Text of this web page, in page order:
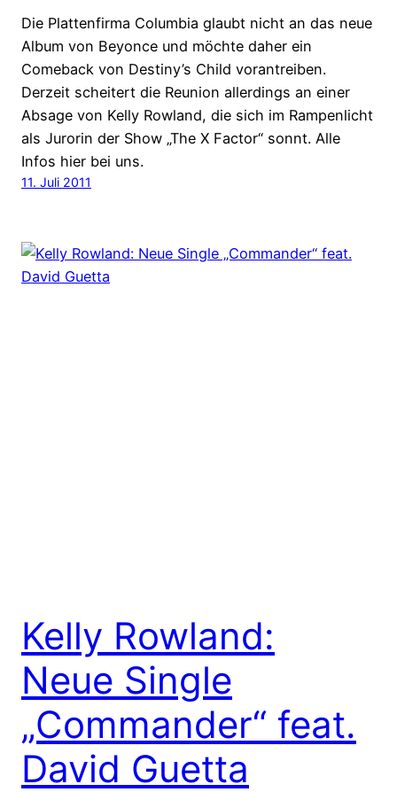
Die Plattenfirma Columbia glaubt nicht an das neue
Album von Beyonce und möchte daher ein
Comeback von Destiny’s Child vorantreiben.
Derzeit scheitert die Reunion allerdings an einer
Absage von Kelly Rowland, die sich im Rampenlicht
als Jurorin der Show „The X Factor“ sonnt. Alle
Infos hier bei uns.
11. Juli 2011
Kelly Rowland:
Neue Single
„Commander“ feat.
David Guetta